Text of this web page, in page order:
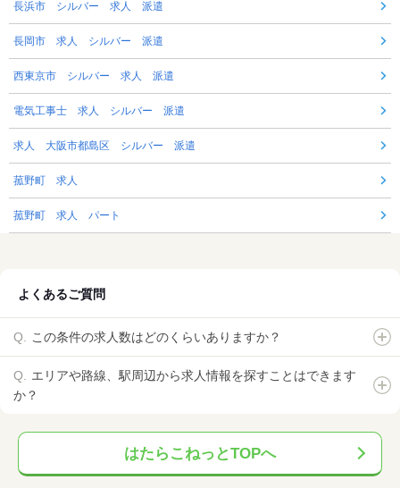
長浜市 シルバー 求人 派遣
長岡市 求人 シルバー 派遣
西東京市 シルバー 求人 派遣
電気工事士 求人 シルバー 派遣
求人 大阪市都島区 シルバー 派遣
菰野町 求人
菰野町 求人 パート
よくあるご質問
この条件の求人数はどのくらいありますか？
エリアや路線、駅周辺から求人情報を探すことはできます
か？
はたらこねっとTOPへ